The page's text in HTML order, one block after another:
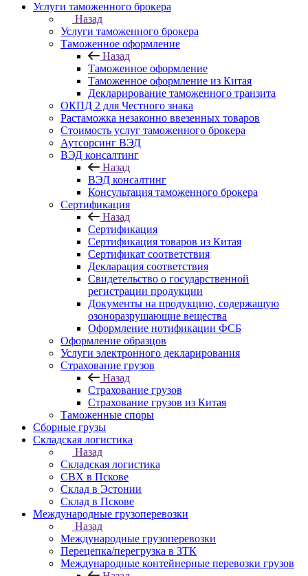
Услуги таможенного брокера
Назад
Услуги таможенного брокера
Таможенное оформление
Назад
Таможенное оформление
Таможенное оформление из Китая
Декларирование таможенного транзита
ОКПД 2 для Честного знака
Растаможка незаконно ввезенных товаров
Стоимость услуг таможенного брокера
Аутсорсинг ВЭД
ВЭД консалтинг
Назад
ВЭД консалтинг
Консультация таможенного брокера
Сертификация
Назад
Сертификация
Сертификация товаров из Китая
Сертификат соответствия
Декларация соответствия
Свидетельство о государственной
регистрации продукции
Документы на продукцию, содержащую
озоноразрушающие вещества
Оформление нотификации ФСБ
Оформление образцов
Услуги электронного декларирования
Страхование грузов
Назад
Страхование грузов
Страхование грузов из Китая
Таможенные споры
Сборные грузы
Складская логистика
Назад
Складская логистика
СВХ в Пскове
Склад в Эстонии
Склад в Пскове
Международные грузоперевозки
Назад
Международные грузоперевозки
Перецепка/перегрузка в ЗТК
Международные контейнерные перевозки грузов